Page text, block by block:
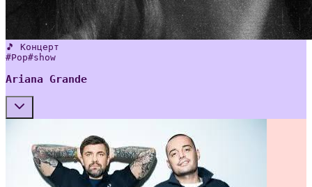
🎵 Концерт
#Pop#show
Ariana Grande